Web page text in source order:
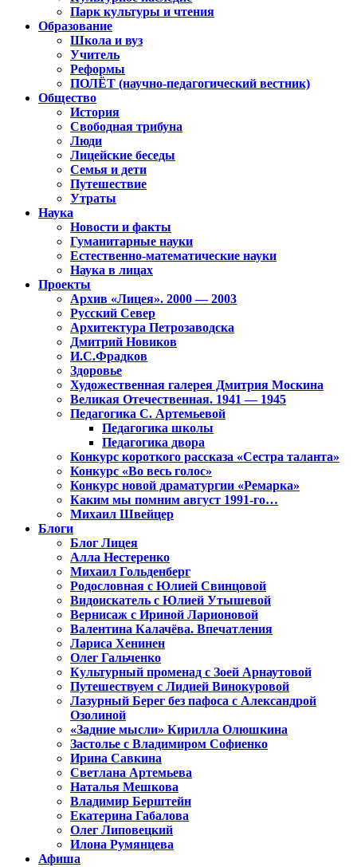
Парк культуры и чтения
Образование
Школа и вуз
Учитель
Реформы
ПОЛЁТ (научно-педагогический вестник)
Общество
История
Свободная трибуна
Люди
Лицейские беседы
Семья и дети
Путешествие
Утраты
Наука
Новости и факты
Гуманитарные науки
Естественно-математические науки
Наука в лицах
Проекты
Архив «Лицея». 2000 — 2003
Русский Север
Архитектура Петрозаводска
Дмитрий Новиков
И.С.Фрадков
Здоровье
Художественная галерея Дмитрия Москина
Великая Отечественная. 1941 — 1945
Педагогика С. Артемьевой
Педагогика школы
Педагогика двора
Конкурс короткого рассказа «Сестра таланта»
Конкурс «Во весь голос»
Конкурс новой драматургии «Ремарка»
Каким мы помним август 1991-го…
Михаил Швейцер
Блоги
Блог Лицея
Алла Нестеренко
Михаил Гольденберг
Родословная с Юлией Свинцовой
Видоискатель с Юлией Утышевой
Вернисаж с Ириной Ларионовой
Валентина Калачёва. Впечатления
Лариса Хенинен
Олег Гальченко
Культурный променад с Зоей Арнаутовой
Путешествуем с Лидией Винокуровой
Лазурный Берег без пафоса с Александрой
Озолиной
«Задние мысли» Кирилла Олюшкина
Застолье с Владимиром Софиенко
Ирина Савкина
Светлана Артемьева
Наталья Мешкова
Владимир Берштейн
Екатерина Габалова
Олег Липовецкий
Илона Румянцева
Афиша